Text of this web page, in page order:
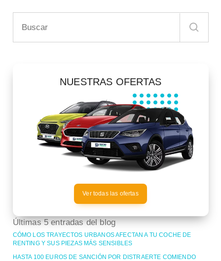
NUESTRAS OFERTAS
Ver todas las ofertas
Últimas 5 entradas del blog
CÓMO LOS TRAYECTOS URBANOS AFECTAN A TU COCHE DE
RENTING Y SUS PIEZAS MÁS SENSIBLES
HASTA 100 EUROS DE SANCIÓN POR DISTRAERTE COMIENDO